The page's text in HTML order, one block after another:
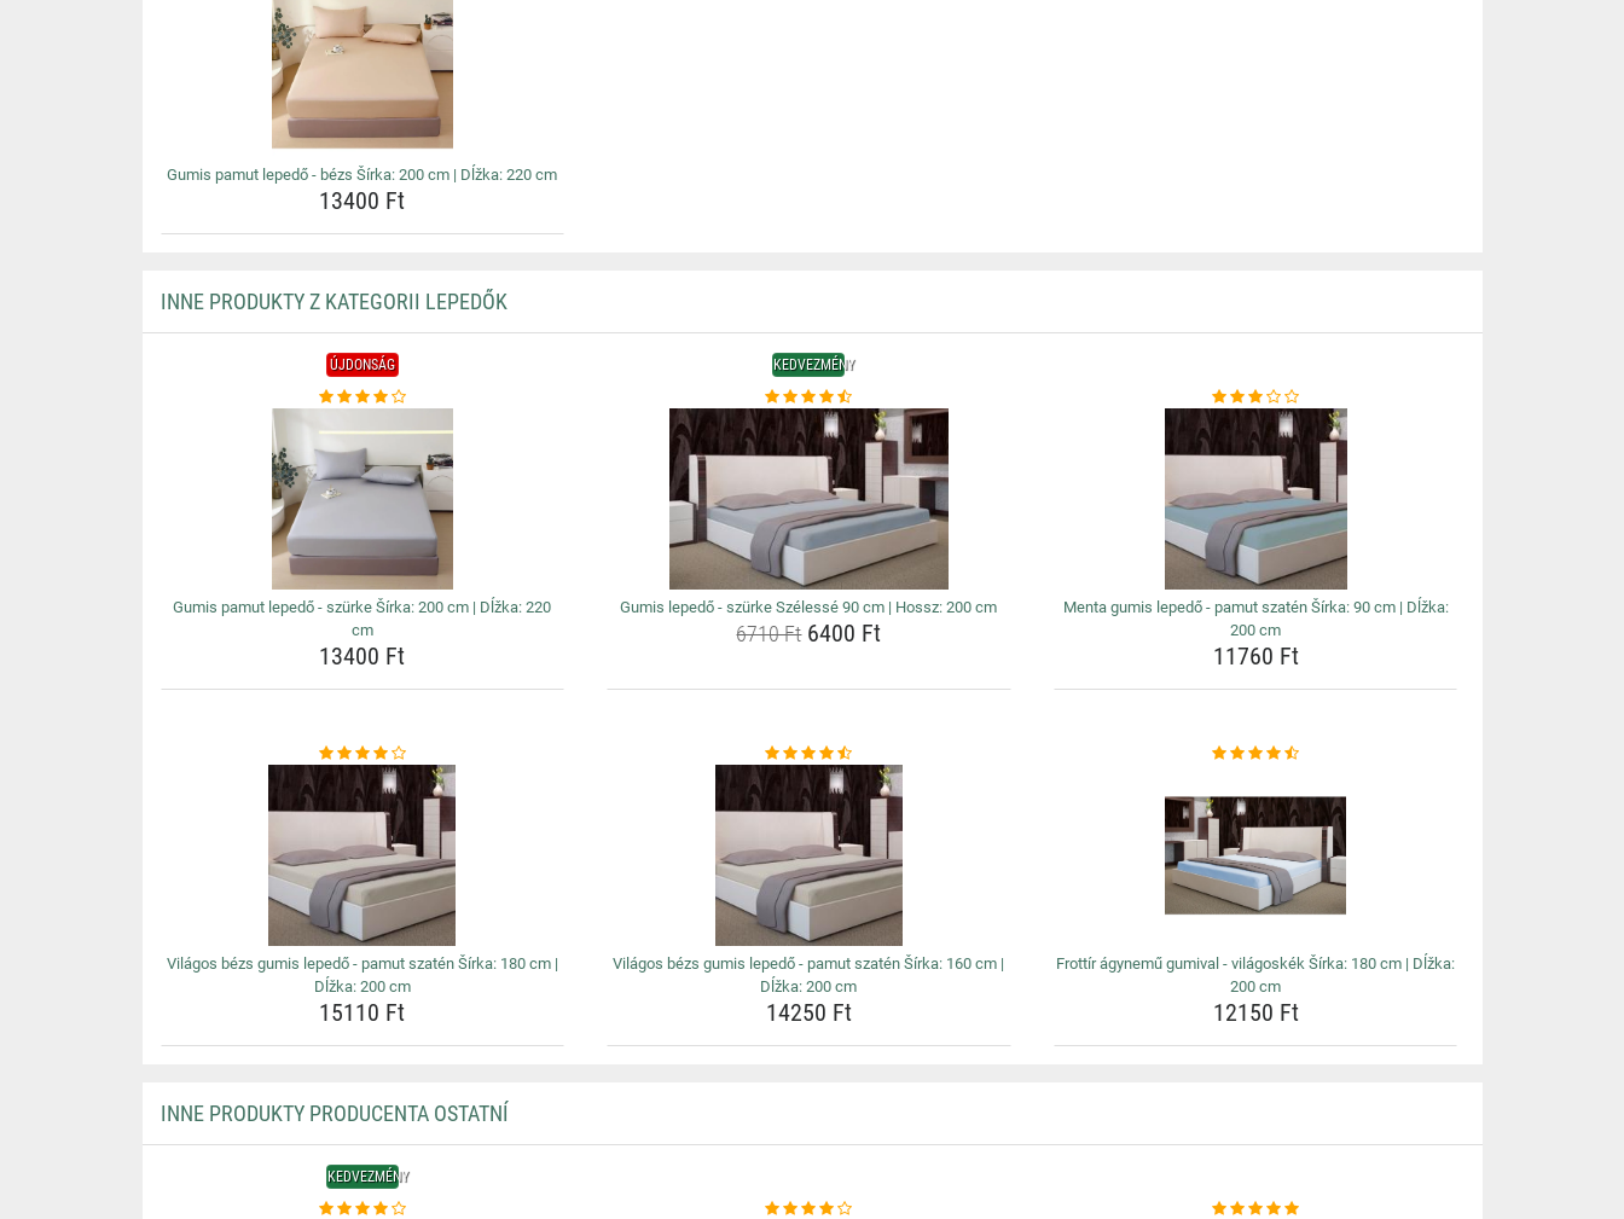
Gumis pamut lepedő - bézs Šírka: 200 cm | Dĺžka: 220 cm
13400 Ft
INNE PRODUKTY Z KATEGORII LEPEDŐK
ÚJDONSÁG
Gumis pamut lepedő - szürke Šírka: 200 cm | Dĺžka: 220
cm
13400 Ft
KEDVEZMÉNY
Gumis lepedő - szürke Szélessé 90 cm | Hossz: 200 cm
6710 Ft6400 Ft
Menta gumis lepedő - pamut szatén Šírka: 90 cm | Dĺžka:
200 cm
11760 Ft
Világos bézs gumis lepedő - pamut szatén Šírka: 180 cm |
Dĺžka: 200 cm
15110 Ft
Világos bézs gumis lepedő - pamut szatén Šírka: 160 cm |
Dĺžka: 200 cm
14250 Ft
Frottír ágynemű gumival - világoskék Šírka: 180 cm | Dĺžka:
200 cm
12150 Ft
INNE PRODUKTY PRODUCENTA OSTATNÍ
KEDVEZMÉNY